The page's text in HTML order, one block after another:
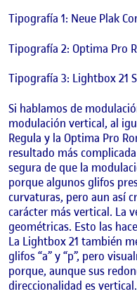
Tipografía 1: Neue Plak
Tipografía 2: Optima Pro
Tipografía 3: Lightbox 21
Si hablamos de
modulación vertical, al
Regula y la Optima Pro
resultado más
segura de que la
porque algunos glifos
curvaturas, pero aun así
carácter más vertical. La
geométricas. Esto las
La Lightbox 21 también
glifos “a” y “p”, pero
porque, aunque sus
direccionalidad es vertical.